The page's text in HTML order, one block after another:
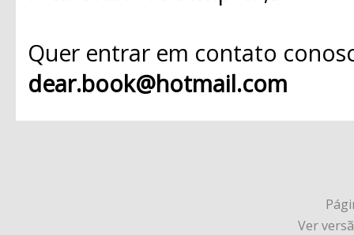
Quer entrar em contato
dear.book@hotmail.com
Ver